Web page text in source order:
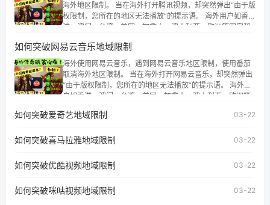
海外地区限制。 当在海外打开腾讯视频，却突然弹出“由于版
权限制，您所在的地区无法播放”的提示语。 海外用户如香
港、澳门、台湾、美国、加拿大、澳大利亚、欧洲等国家和
权限制问题，且仅能在中国大陆地区播放。 遇到这个问题的
朋友们，使用番茄回国加速器，即可解决「海外用户收听腾
讯视频地区版权限制」的问题，无论人在香港、澳门、台
湾、美国、加拿大、澳大利亚、欧洲等国家和地区工作、留
学、定居等，都可以使用，不再因地区和版权限制所困扰。
如何突破网易云音乐地域限制
海外使用网易云音乐，遇到网易云音乐地区限制，使用番茄
取消海外地区限制。 当在海外打开网易云音乐，却突然弹出
“由于版权限制，您所在的地区无法播放”的提示语。 海外用
户如香港、澳门、台湾、美国、加拿大、澳大利亚、欧洲等
地区及版权限制问题，且仅能在中国大陆地区播放。 遇到这
户收听网易云音乐地区版权限制」的问题，无论人在香港、
工作、留学、定居等，都可以使用，不再因地区和版权限制
所困扰。
如何突破爱奇艺地域限制 03-22
如何突破喜马拉雅地域限制 03-22
如何突破优酷视频地域限制 03-22
如何突破咪咕视频地域限制 03-22